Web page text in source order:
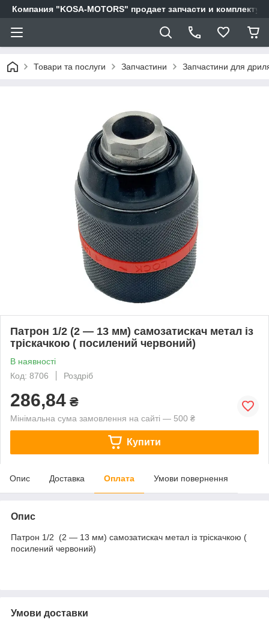
Компания "KOSA-MOTORS" продает запчасти и
Товари та послуги Запчастини Запчастини для
Патрон 1/2 (2 — 13 мм) самозатискач метал із
тріскачкою ( посилений червоний)
В наявності
Код: 8706
Роздріб
286,84 ₴
Мінімальна сума замовлення на сайті — 500 ₴
Купити
Опис Доставка Оплата Умови повернення
Опис
Патрон 1/2 (2 — 13 мм) самозатискач метал із тріскачкою (
посилений червоний)
Умови доставки